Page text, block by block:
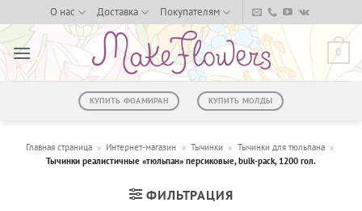
to
content
О нас Доставка Покупателям
0
КУПИТЬ ФОАМИРАН КУПИТЬ МОЛДЫ
Главная страница » Интернет-магазин » Тычинки » Тычинки для тюльпана »
Тычинки реалистичные «тюльпан» персиковые, bulk-pack, 1200 гол.
ФИЛЬТРАЦИЯ